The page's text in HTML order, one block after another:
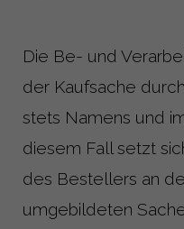
Die Be- und
der Kaufsache
stets Namens und
diesem Fall setzt
des Bestellers an
umgebildeten